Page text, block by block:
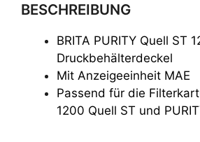
BESCHREIBUNG
BRITA PURITY Quell ST
Druckbehälterdeckel
Mit Anzeigeeinheit MAE
Passend für die
1200 Quell ST und